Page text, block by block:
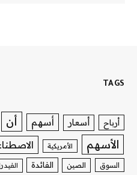
TAGS
أرباح أسعار أسهم أن
الأسهم الأمريكية
السوق الصين الفائدة